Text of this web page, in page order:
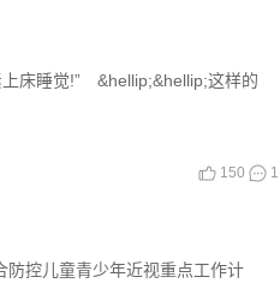
上床睡觉!” &hellip;&hellip;这样的
150 1
控儿童青少年近视重点工作计